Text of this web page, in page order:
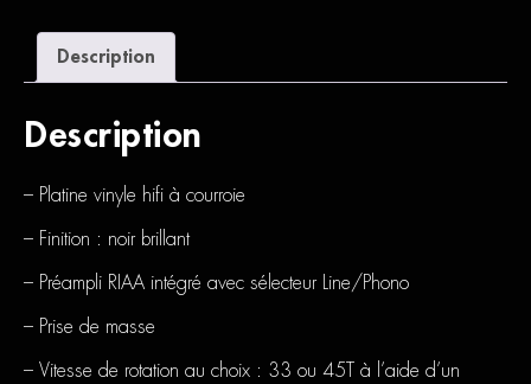
Description
Description
– Platine vinyle hifi à courroie
– Finition : noir brillant
– Préampli RIAA intégré avec sélecteur Line/Phono
– Prise de masse
– Vitesse de rotation au choix : 33 ou 45T à l’aide d’un